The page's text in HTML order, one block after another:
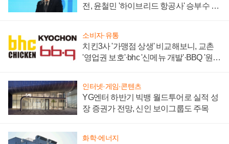
전, 윤철민 '하이브리드 항공사' 승부수 통
소비자·유통
치킨3사 '가맹점 상생' 비교해보니, 교촌
'영업권 보호'·bhc '신메뉴 개발'·BBQ '원가
인터넷·게임·콘텐츠
YG엔터 하반기 빅뱅 월드투어로 실적 성
장 증권가 전망, 신인 보이그룹도 주목
화학·에너지